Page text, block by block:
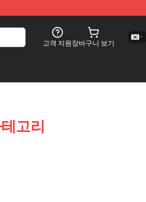
고객 지원장바구니 보기
고리